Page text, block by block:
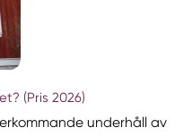
(Pris 2026)
underhåll av